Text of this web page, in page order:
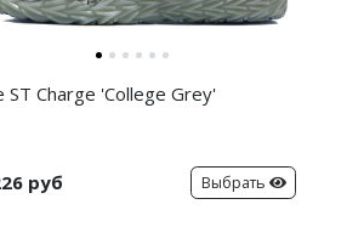
ST Charge 'College Grey'
руб Выбрать